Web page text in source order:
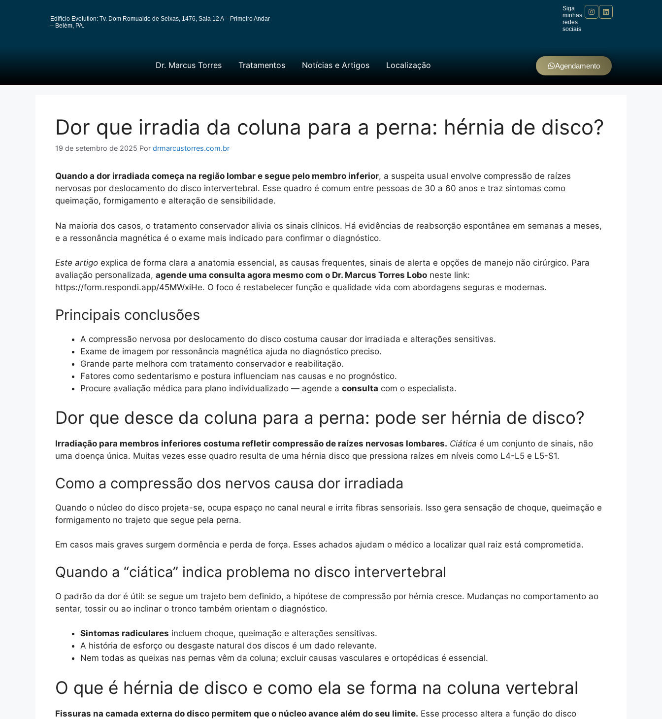
Edifício Evolution: Tv. Dom Romualdo de Seixas, 1476, Sala 12 A – Primeiro Andar
– Belém, PA.
Siga
minhas
redes
sociais
Dr. Marcus Torres Tratamentos Notícias e Artigos Localização Agendamento
Dor que irradia da coluna para a perna: hérnia de disco?
19 de setembro de 2025 Por drmarcustorres.com.br
Quando a dor irradiada começa na região lombar e segue pelo membro inferior, a suspeita usual envolve compressão de raízes
nervosas por deslocamento do disco intervertebral. Esse quadro é comum entre pessoas de 30 a 60 anos e traz sintomas como
queimação, formigamento e alteração de sensibilidade.
Na maioria dos casos, o tratamento conservador alivia os sinais clínicos. Há evidências de reabsorção espontânea em semanas a meses,
e a ressonância magnética é o exame mais indicado para confirmar o diagnóstico.
Este artigo explica de forma clara a anatomia essencial, as causas frequentes, sinais de alerta e opções de manejo não cirúrgico. Para
avaliação personalizada, agende uma consulta agora mesmo com o Dr. Marcus Torres Lobo neste link:
https://form.respondi.app/45MWxiHe. O foco é restabelecer função e qualidade vida com abordagens seguras e modernas.
Principais conclusões
A compressão nervosa por deslocamento do disco costuma causar dor irradiada e alterações sensitivas.
Exame de imagem por ressonância magnética ajuda no diagnóstico preciso.
Grande parte melhora com tratamento conservador e reabilitação.
Fatores como sedentarismo e postura influenciam nas causas e no prognóstico.
Procure avaliação médica para plano individualizado — agende a consulta com o especialista.
Dor que desce da coluna para a perna: pode ser hérnia de disco?
Irradiação para membros inferiores costuma refletir compressão de raízes nervosas lombares. Ciática é um conjunto de sinais, não
uma doença única. Muitas vezes esse quadro resulta de uma hérnia disco que pressiona raízes em níveis como L4-L5 e L5-S1.
Como a compressão dos nervos causa dor irradiada
Quando o núcleo do disco projeta-se, ocupa espaço no canal neural e irrita fibras sensoriais. Isso gera sensação de choque, queimação e
formigamento no trajeto que segue pela perna.
Em casos mais graves surgem dormência e perda de força. Esses achados ajudam o médico a localizar qual raiz está comprometida.
Quando a “ciática” indica problema no disco intervertebral
O padrão da dor é útil: se segue um trajeto bem definido, a hipótese de compressão por hérnia cresce. Mudanças no comportamento ao
sentar, tossir ou ao inclinar o tronco também orientam o diagnóstico.
Sintomas radiculares incluem choque, queimação e alterações sensitivas.
A história de esforço ou desgaste natural dos discos é um dado relevante.
Nem todas as queixas nas pernas vêm da coluna; excluir causas vasculares e ortopédicas é essencial.
O que é hérnia de disco e como ela se forma na coluna vertebral
Fissuras na camada externa do disco permitem que o núcleo avance além do seu limite. Esse processo altera a função do disco